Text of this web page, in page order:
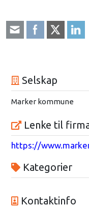
Selskap
Marker kommune
Lenke til
https://
Kategorier
Kontaktinfo